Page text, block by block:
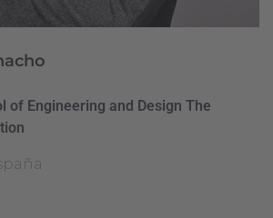
of Engineering and Design The